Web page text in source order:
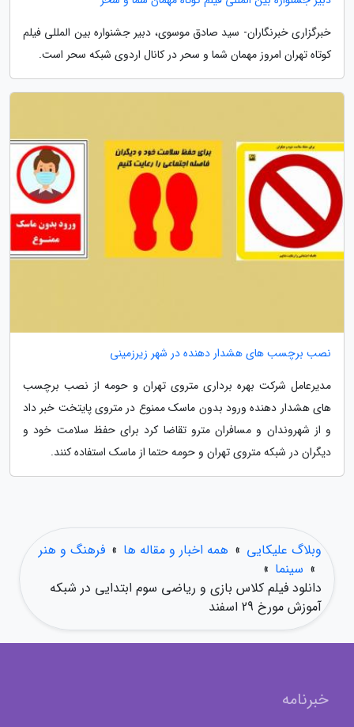
خبرگزاری خبرنگاران- سید صادق موسوی، دبیر جشنواره بین المللی فیلم
کوتاه تهران امروز مهمان شما و سحر در کانال اردوی شبکه سحر است.
نصب برچسب های هشدار دهنده در شهر زیرزمینی
مدیرعامل شرکت بهره برداری متروی تهران و حومه از نصب برچسب
های هشدار دهنده ورود بدون ماسک ممنوع در متروی پایتخت خبر داد
و از شهروندان و مسافران مترو تقاضا کرد برای حفظ سلامت خود و
دیگران در شبکه متروی تهران و حومه حتما از ماسک استفاده کنند.
وبلاگ علیکایی » همه اخبار و مقاله ها » فرهنگ و هنر
» سینما »
دانلود فیلم کلاس بازی و ریاضی سوم ابتدایی در شبکه
آموزش مورخ 29 اسفند
خبرنامه